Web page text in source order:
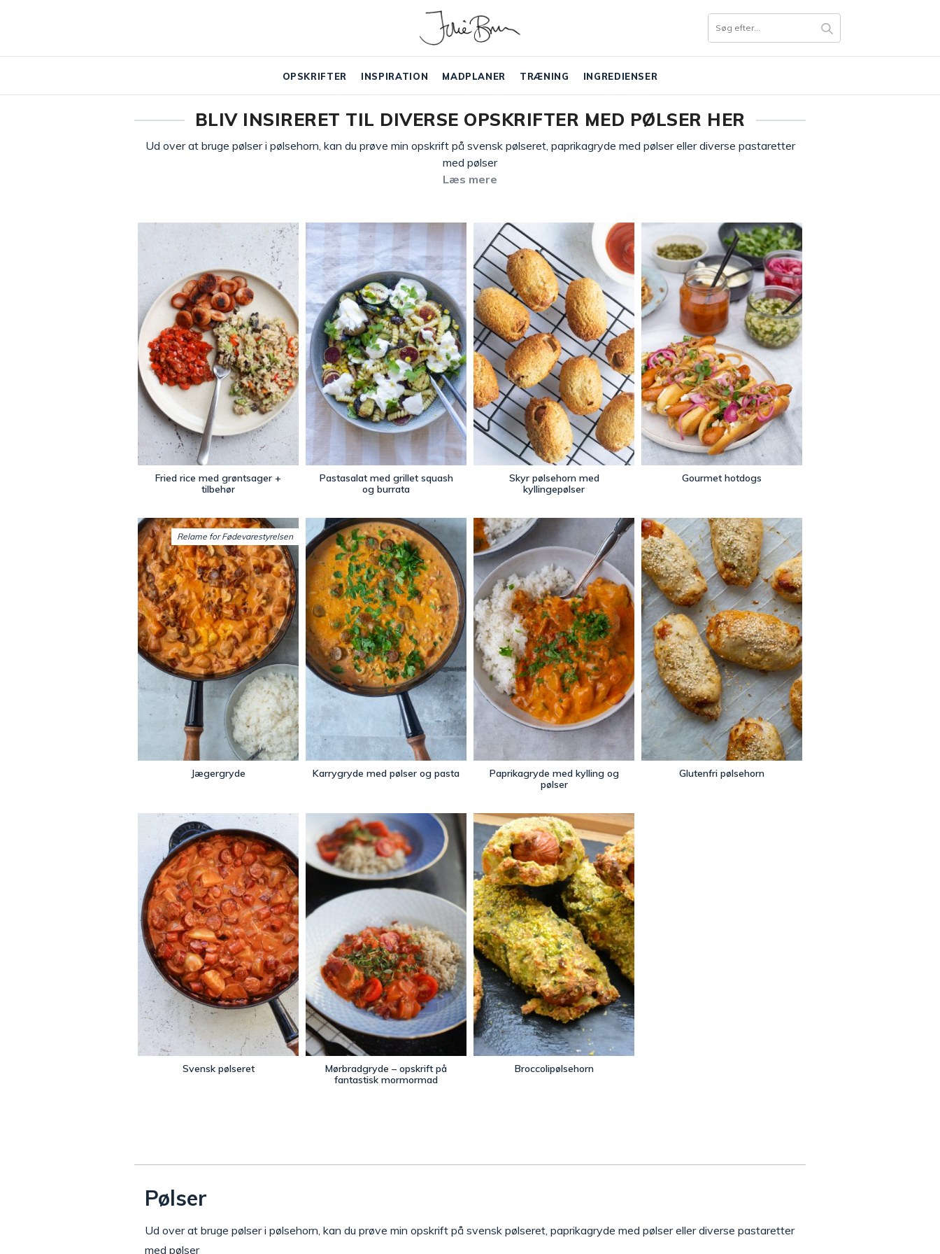
OPSKRIFTER INSPIRATION MADPLANER TRÆNING INGREDIENSER
BLIV INSIRERET TIL DIVERSE OPSKRIFTER MED PØLSER HER
Ud over at bruge pølser i pølsehorn, kan du prøve min opskrift på svensk pølseret, paprikagryde med pølser eller diverse pastaretter
med pølser
Læs mere
Fried rice med grøntsager +
tilbehør
Pastasalat med grillet squash
og burrata
Skyr pølsehorn med
kyllingepølser
Gourmet hotdogs
Relame for Fødevarestyrelsen
Jægergryde Karrygryde med pølser og pasta
Paprikagryde med kylling og
pølser
Glutenfri pølsehorn
Svensk pølseret
Mørbradgryde – opskrift på
fantastisk mormormad
Broccolipølsehorn
Pølser
Ud over at bruge pølser i pølsehorn, kan du prøve min opskrift på svensk pølseret, paprikagryde med pølser eller diverse pastaretter
med pølser